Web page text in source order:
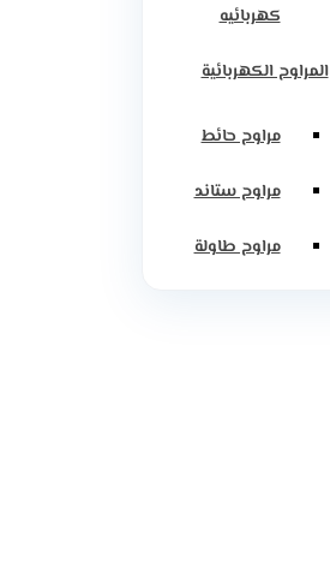
كهربائيه
المراوح الكهربائية
مراوح حائط
مراوح ستاند
مراوح طاولة